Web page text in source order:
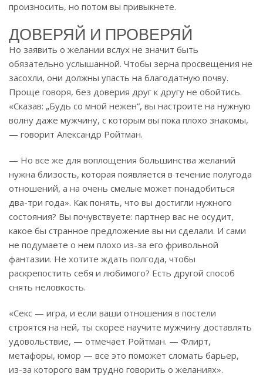
произносить, но потом вы привыкнете.
ДОВЕРЯЙ И ПРОВЕРЯЙ
Но заявить о желании вслух не значит быть
обязательно услышанной. Чтобы зерна просвещения не
засохли, они должны упасть на благодатную почву.
Проще говоря, без доверия друг к другу не обойтись.
«Сказав: „Будь со мной нежен“, вы настроите на нужную
волну даже мужчину, с которым вы пока плохо знакомы,
— говорит Александр Ройтман.
— Но все же для воплощения большинства желаний
нужна близость, которая появляется в течение полугода
отношений, а на очень смелые может понадобиться
два-три года». Как понять, что вы достигли нужного
состояния? Вы почувствуете: партнер вас не осудит,
какое бы странное предложение вы ни сделали. И сами
не подумаете о нем плохо из-за его фривольной
фантазии. Не хотите ждать полгода, чтобы
раскрепостить себя и любимого? Есть другой способ
снять неловкость.
«Секс — игра, и если ваши отношения в постели
строятся на ней, ты скорее научите мужчину доставлять
удовольствие, — отмечает Ройтман. — Флирт,
метафоры, юмор — все это поможет сломать барьер,
из-за которого вам трудно говорить о желаниях».